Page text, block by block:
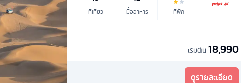
ที่เที่ยว มื้ออาหาร ที่พัก
เริ่มต้น 18,990
ดูรายละเอียด